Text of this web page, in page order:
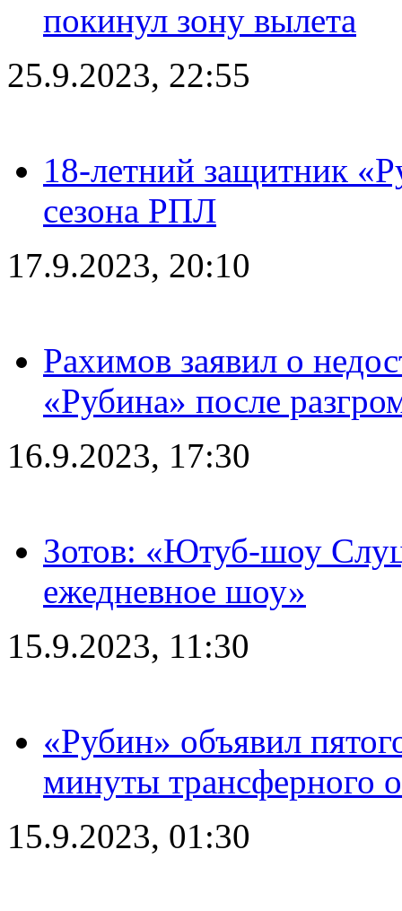
покинул зону вылета
25.9.2023, 22:55
18-летний защитник
сезона РПЛ
17.9.2023, 20:10
Рахимов заявил о
«Рубина» после
16.9.2023, 17:30
Зотов: «Ютуб-шоу
ежедневное шоу»
15.9.2023, 11:30
«Рубин» объявил
минуты трансферного
15.9.2023, 01:30